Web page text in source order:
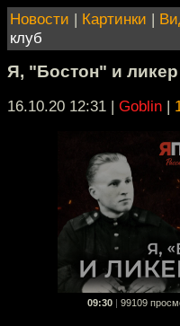
Новости | Картинки |
клуб
Я, "Бостон" и
16.10.20 12:31 | Goblin |
09:30 99109